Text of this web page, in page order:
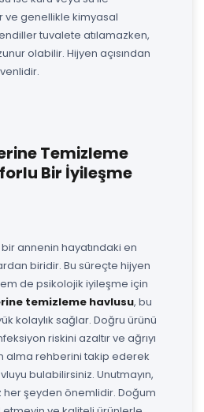
ve genellikle kimyasal
tuvalete atılamazken,
olabilir. Hijyen açısından
Temizleme
Bir İyileşme
annenin hayatındaki en
biridir. Bu süreçte hijyen
de psikolojik iyileşme için
temizleme havlusu, bu
kolaylık sağlar. Doğru ürünü
riskini azaltır ve ağrıyı
alma rehberini takip ederek
bulabilirsiniz. Unutmayın,
her şeyden önemlidir. Doğum